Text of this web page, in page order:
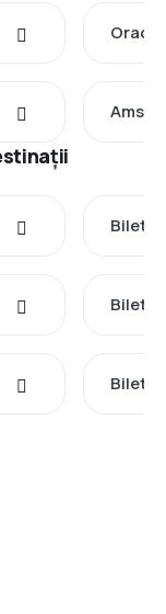
Bilete
Bilete
Bilete